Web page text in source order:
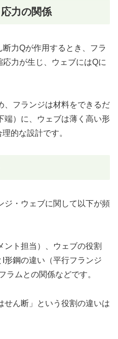
力の関係
力Qが作用するとき、フラ
力が生じ、ウェブにはQに
、フランジは材料をできるだ
端）に、ウェブは薄く高い形
的な設計です。
ジ・ウェブに関して以下が頻
ント担当）、ウェブの役割
I形鋼の違い（平行フランジ
ラムとの関係などです。
せん断」という役割の違いは